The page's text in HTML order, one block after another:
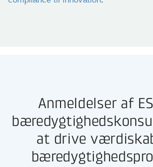
Anmeldelser af
at drive